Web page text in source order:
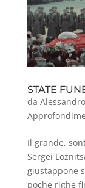
STATE
da
Il grande,
Sergei
giustappone
poche righe